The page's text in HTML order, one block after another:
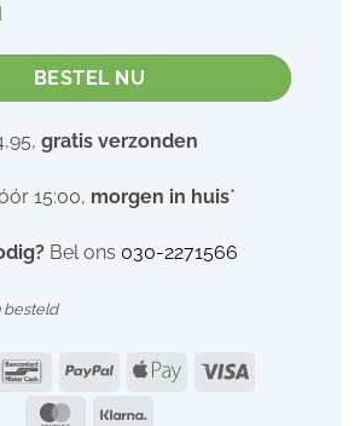
BESTEL NU
gratis verzonden
15:00, morgen in huis*
Bel ons 030-2271566
besteld
Bancontact
PayPal Apple
Visa
MasterCard
Klarna